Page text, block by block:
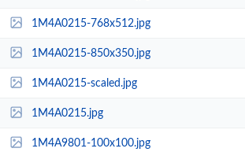
1M4A0215-768x512.jpg
1M4A0215-850x350.jpg
1M4A0215-scaled.jpg
1M4A0215.jpg
1M4A9801-100x100.jpg